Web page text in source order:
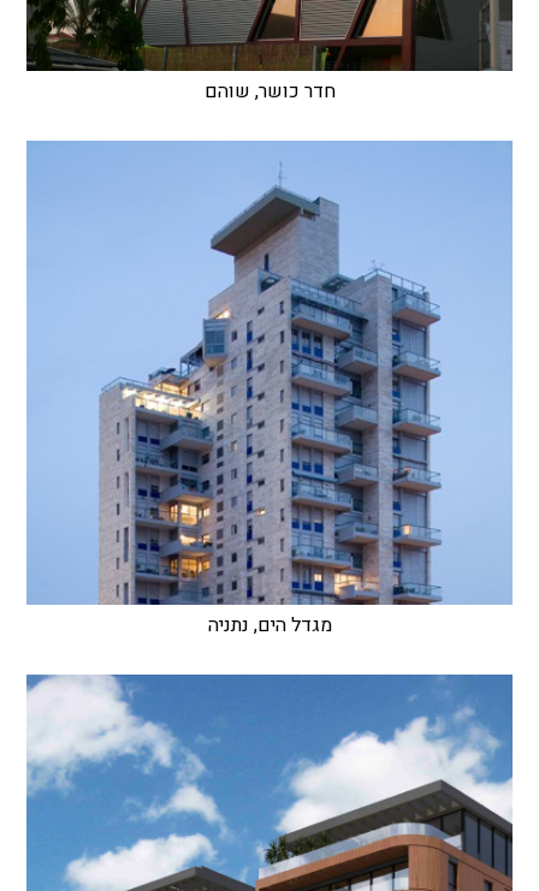
חדר כושר, שוהם
מגדל הים, נתניה